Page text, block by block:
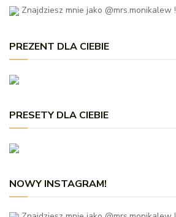
Znajdziesz mnie jako @mrs.monikalew !
PREZENT DLA CIEBIE
PRESETY DLA CIEBIE
NOWY INSTAGRAM!